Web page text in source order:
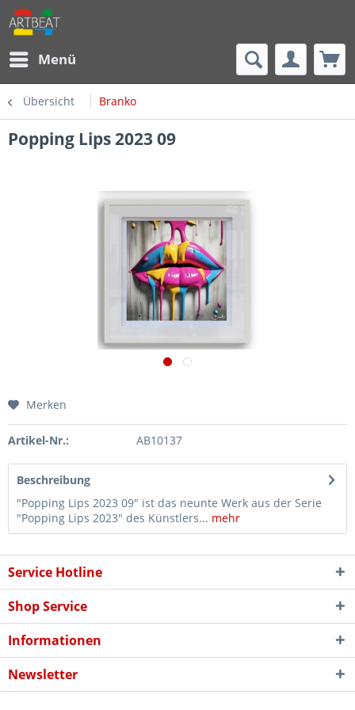
Menü
Übersicht Branko
Popping Lips 2023 09
Merken
Artikel-Nr.: AB10137
Beschreibung
"Popping Lips 2023 09" ist das neunte Werk aus der Serie
"Popping Lips 2023" des Künstlers... mehr
Service Hotline
Shop Service
Informationen
Newsletter